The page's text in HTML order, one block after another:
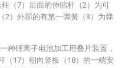
柱（7）后面的伸缩杆（2）为可
2）外部的有第一弹簧（3）为弹
种锂离子电池加工用叠片装置，
（17）朝向竖板（18）的一端安